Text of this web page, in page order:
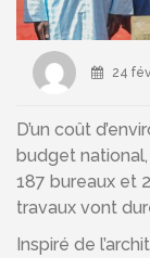
24
D’un coût
budget
187 bureaux et
travaux vont
Inspiré de